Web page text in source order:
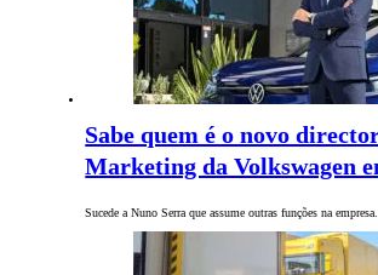
Sabe quem é o novo
Marketing da Volkswagen
Sucede a Nuno Serra que assume outras funções na empresa.